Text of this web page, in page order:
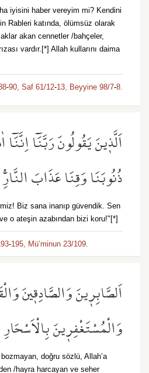
iyisini haber vereyim mi? Kendini
Rableri katında, ölümsüz olarak
akan cennetler /bahçeler,
vardır.[*] Allah kullarını daima
-90, Saf 61/12-13, Beyyine 98/7-8.
اَلَّذ۪ينَ يَقُولُونَ رَبَّنَٓا اِنَّنَٓا
ذُنُوبَنَا وَقِنَا عَذَابَ النَّارِۚ
Biz sana inanıp güvendik. Sen
o ateşin azabından bizi koru!"[*]
-195, Mü’minun 23/109.
اَلصَّابِر۪ينَ وَالصَّادِق۪ينَ
وَالْمُسْتَغْفِر۪ينَ بِالْاَسْحَارِ
doğru sözlü, Allah’a
/hayra harcayan ve seher